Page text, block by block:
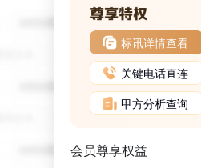
标讯详情查看
关键电话直连
甲方分析查询
会员尊享权益